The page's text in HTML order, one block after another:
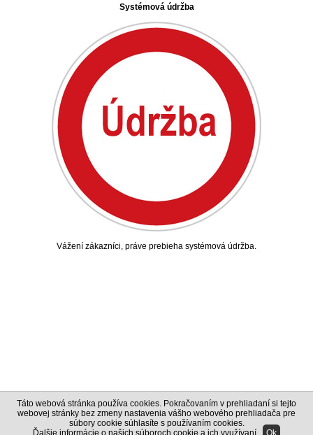
Systémová údržba
Vážení zákazníci, práve prebieha systémová údržba.
Táto webová stránka používa cookies. Pokračovaním v prehliadaní si tejto
webovej stránky bez zmeny nastavenia vášho webového prehliadača pre
súbory cookie súhlasíte s používaním cookies.
Ďalšie informácie o našich súboroch cookie a ich využívaní
Ok